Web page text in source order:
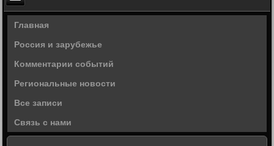
Главная
Россия и зарубежье
Комментарии событий
Региональные новости
Все записи
Связь с нами